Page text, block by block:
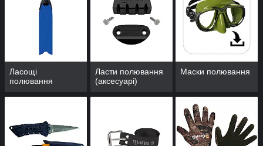
Ласощі
полювання
Ласти полювання
(аксесуарі)
Маски полювання